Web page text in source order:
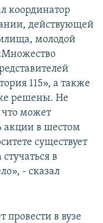
координатор
действующей
молодой
115», а также
решены. Не
что может
акции в шестом
существует
в
- сказал
провести в вузе